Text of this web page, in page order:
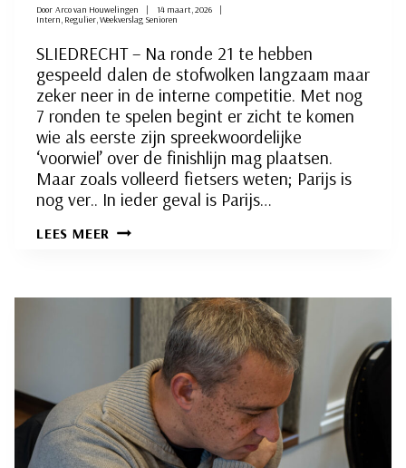
Door Arco van Houwelingen
14 maart, 2026
Intern, Regulier,Weekverslag Senioren
SLIEDRECHT – Na ronde 21 te hebben
gespeeld dalen de stofwolken langzaam maar
zeker neer in de interne competitie. Met nog
7 ronden te spelen begint er zicht te komen
wie als eerste zijn spreekwoordelijke
‘voorwiel’ over de finishlijn mag plaatsen.
Maar zoals volleerd fietsers weten; Parijs is
nog ver.. In ieder geval is Parijs…
LEES MEER INTERNE
IETS
VERSLAG
VAN
DE
WIELERWEDSTRIJD
SLIEDRECHT
–
PARIJS